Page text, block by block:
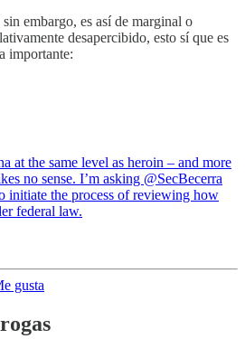
embargo, es así de marginal o
desapercibido, esto sí que es
importante:
at the same level as heroin – and more
no sense. I’m asking @SecBecerra
initiate the process of reviewing how
federal law.
gusta